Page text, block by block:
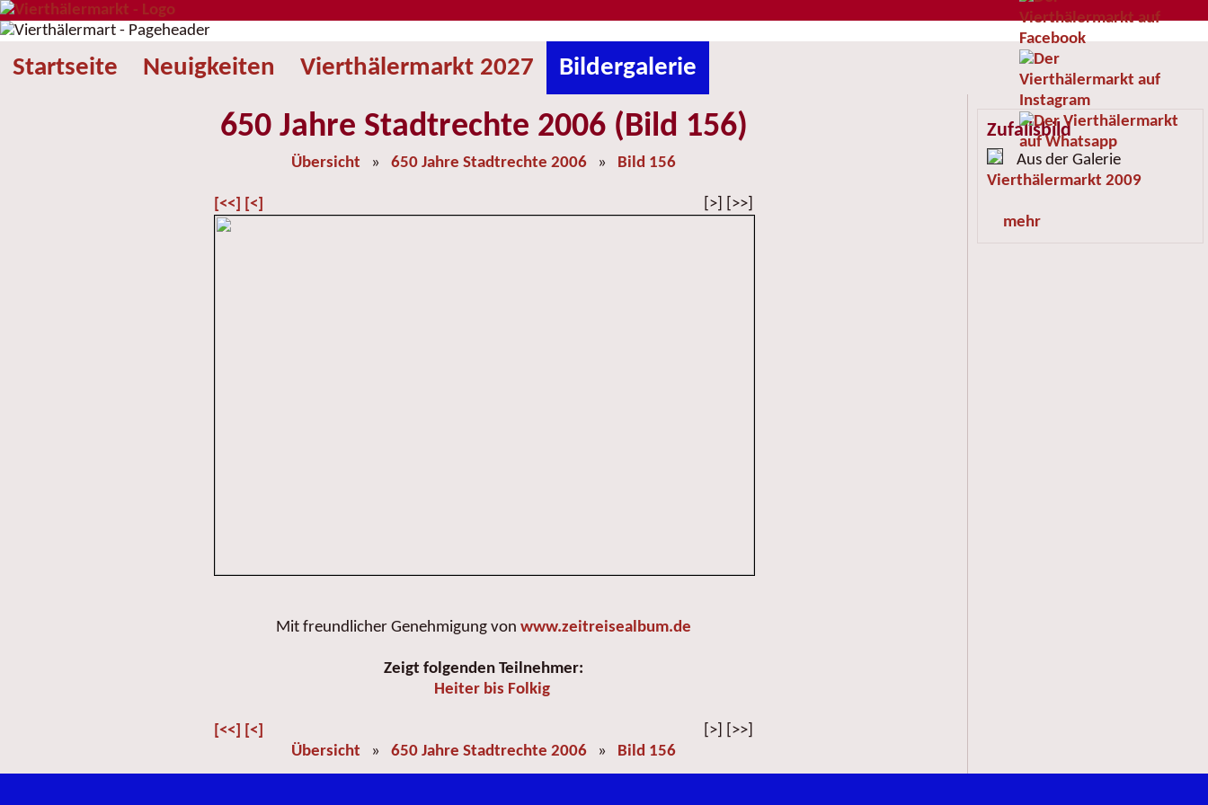
Startseite Neuigkeiten Vierthälermarkt 2027 Bildergalerie
650 Jahre Stadtrechte 2006 (Bild 156)
Übersicht » 650 Jahre Stadtrechte 2006 » Bild 156
[<<] [<] [>] [>>]
Mit freundlicher Genehmigung von www.zeitreisealbum.de
Zeigt folgenden Teilnehmer:
Heiter bis Folkig
[<<] [<]
[>] [>>]
Übersicht » 650 Jahre Stadtrechte 2006 » Bild 156
Zufallsbild
Aus der Galerie
Vierthälermarkt 2009
mehr